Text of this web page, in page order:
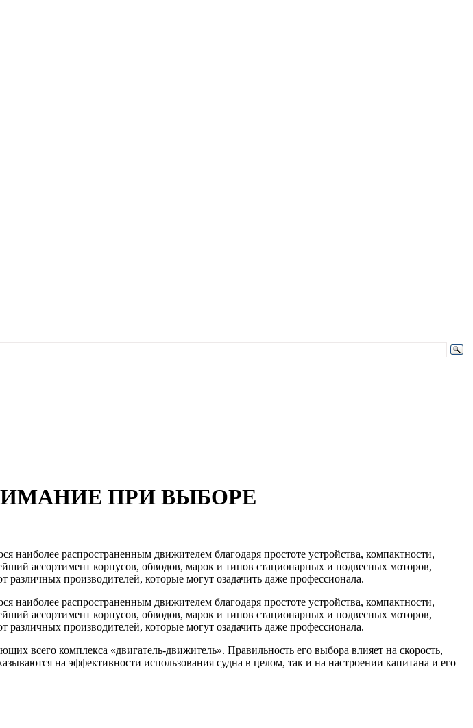
ПРИ ВЫБОРЕ
наиболее распространенным движителем благодаря простоте устройства, компактности,
ассортимент корпусов, обводов, марок и типов стационарных и подвесных моторов,
производителей, которые могут озадачить даже профессионала.
наиболее распространенным движителем благодаря простоте устройства, компактности,
ассортимент корпусов, обводов, марок и типов стационарных и подвесных моторов,
производителей, которые могут озадачить даже профессионала.
всего комплекса «двигатель-движитель». Правильность его выбора влияет на скорость,
на эффективности использования судна в целом, так и на настроении капитана и его